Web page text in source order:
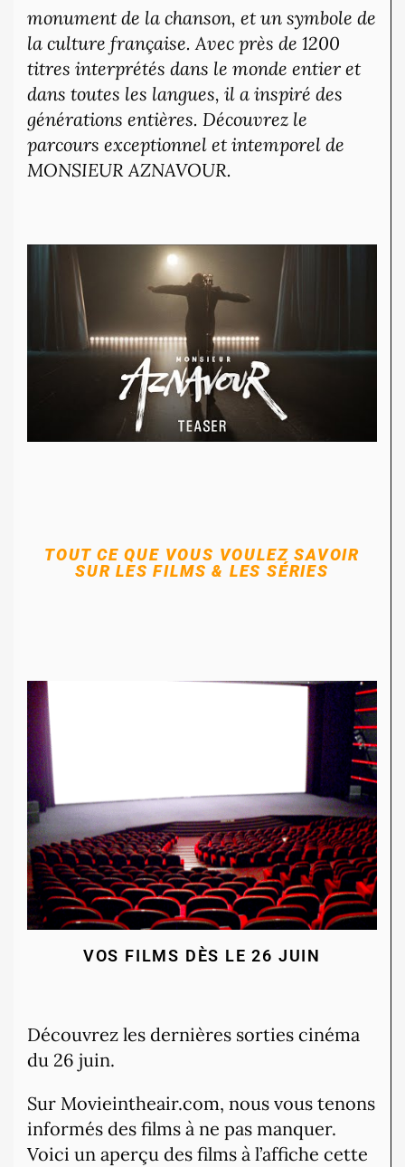
monument de la chanson, et un symbole de
la culture française. Avec près de 1200
titres interprétés dans le monde entier et
dans toutes les langues, il a inspiré des
générations entières. Découvrez le
parcours exceptionnel et intemporel de
MONSIEUR AZNAVOUR.
TOUT CE QUE VOUS VOULEZ SAVOIR
SUR LES FILMS & LES SÉRIES
VOS FILMS DÈS LE 26 JUIN
Découvrez les dernières sorties cinéma
du 26 juin.
Sur Movieintheair.com, nous vous tenons
informés des films à ne pas manquer.
Voici un aperçu des films à l’affiche cette